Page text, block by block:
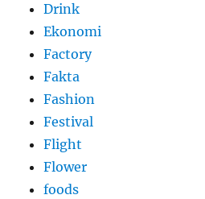
Drink
Ekonomi
Factory
Fakta
Fashion
Festival
Flight
Flower
foods